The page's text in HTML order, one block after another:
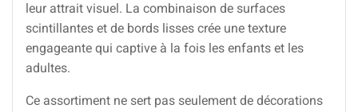
leur attrait visuel. La combinaison de surfaces
scintillantes et de bords lisses crée une texture
engageante qui captive à la fois les enfants et les
adultes.
Ce assortiment ne sert pas seulement de décorations